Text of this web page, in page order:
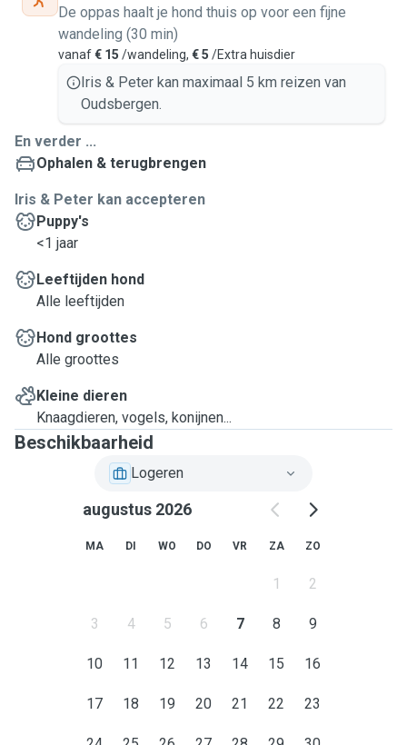
De oppas haalt je hond thuis op voor een fijne
wandeling (30 min)
vanaf€ 15 /wandeling, € 5 /Extra huisdier
Iris & Peter kan maximaal 5 km reizen van
Oudsbergen.
En verder ...
Ophalen & terugbrengen
Iris & Peter kan accepteren
Puppy's
<1 jaar
Leeftijden hond
Alle leeftijden
Hond groottes
Alle groottes
Kleine dieren
Knaagdieren, vogels, konijnen...
Beschikbaarheid
Logeren
augustus 2026
MA DI WO DO VR ZA ZO
1 2
3 4 5 6 7 8 9
10 11 12 13 14 15 16
17 18 19 20 21 22 23